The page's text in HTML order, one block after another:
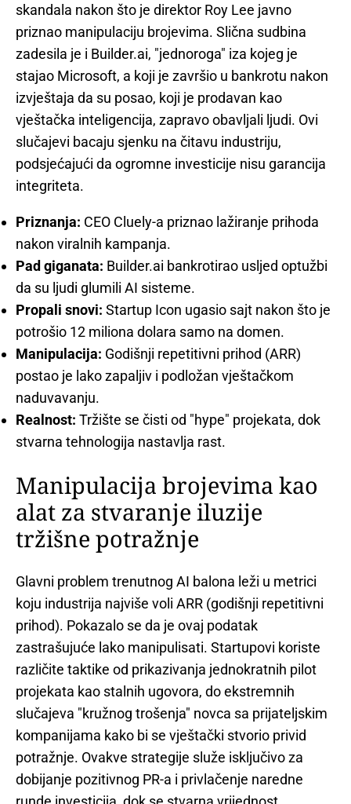
skandala nakon što je direktor Roy Lee javno
priznao manipulaciju brojevima. Slična sudbina
zadesila je i Builder.ai, "jednoroga" iza kojeg je
stajao Microsoft, a koji je završio u bankrotu nakon
izvještaja da su posao, koji je prodavan kao
vještačka inteligencija, zapravo obavljali ljudi. Ovi
slučajevi bacaju sjenku na čitavu industriju,
podsjećajući da ogromne investicije nisu garancija
integriteta.
Priznanja: CEO Cluely-a priznao lažiranje prihoda
nakon viralnih kampanja.
Pad giganata: Builder.ai bankrotirao usljed optužbi
da su ljudi glumili AI sisteme.
Propali snovi: Startup Icon ugasio sajt nakon što je
potrošio 12 miliona dolara samo na domen.
Manipulacija: Godišnji repetitivni prihod (ARR)
postao je lako zapaljiv i podložan vještačkom
naduvavanju.
Realnost: Tržište se čisti od "hype" projekata, dok
stvarna tehnologija nastavlja rast.
Manipulacija brojevima kao
alat za stvaranje iluzije
tržišne potražnje
Glavni problem trenutnog AI balona leži u metrici
koju industrija najviše voli ARR (godišnji repetitivni
prihod). Pokazalo se da je ovaj podatak
zastrašujuće lako manipulisati. Startupovi koriste
različite taktike od prikazivanja jednokratnih pilot
projekata kao stalnih ugovora, do ekstremnih
slučajeva "kružnog trošenja" novca sa prijateljskim
kompanijama kako bi se vještački stvorio privid
potražnje. Ovakve strategije služe isključivo za
dobijanje pozitivnog PR-a i privlačenje naredne